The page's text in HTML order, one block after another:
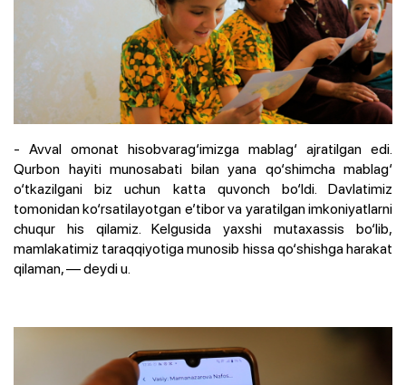
- Avval omonat hisobvarag‘imizga mablag‘ ajratilgan edi.
Qurbon hayiti munosabati bilan yana qo‘shimcha mablag‘
o‘tkazilgani biz uchun katta quvonch bo‘ldi. Davlatimiz
tomonidan ko‘rsatilayotgan e’tibor va yaratilgan imkoniyatlarni
chuqur his qilamiz. Kelgusida yaxshi mutaxassis bo‘lib,
mamlakatimiz taraqqiyotiga munosib hissa qo‘shishga harakat
qilaman, — deydi u.